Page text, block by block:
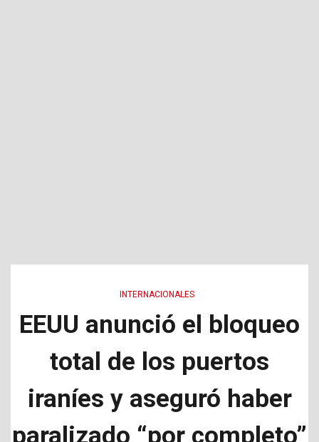
INTERNACIONALES
EEUU anunció el bloqueo
total de los puertos
iraníes y aseguró haber
paralizado “por completo”